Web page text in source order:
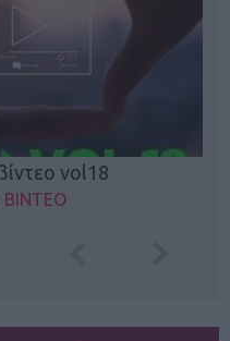
vol18